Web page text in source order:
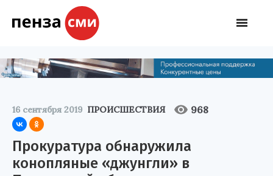
16 сентября 2019 ПРОИСШЕСТВИЯ 968
Прокуратура обнаружила
конопляные «джунгли» в